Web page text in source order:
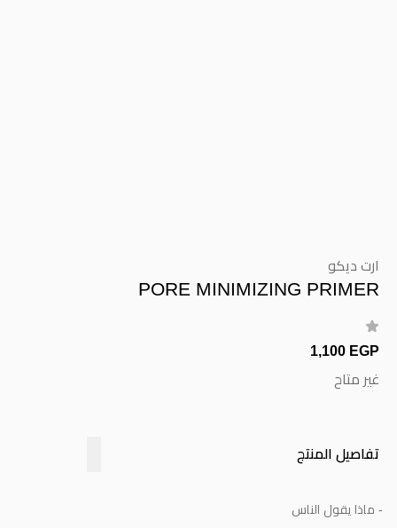
ارت ديكو
PORE MINIMIZING PRIMER
1,100 EGP
غير متاح
تفاصيل المنتج
- ماذا يقول الناس